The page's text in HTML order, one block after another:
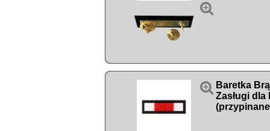

 Baretka
Zasługi dla